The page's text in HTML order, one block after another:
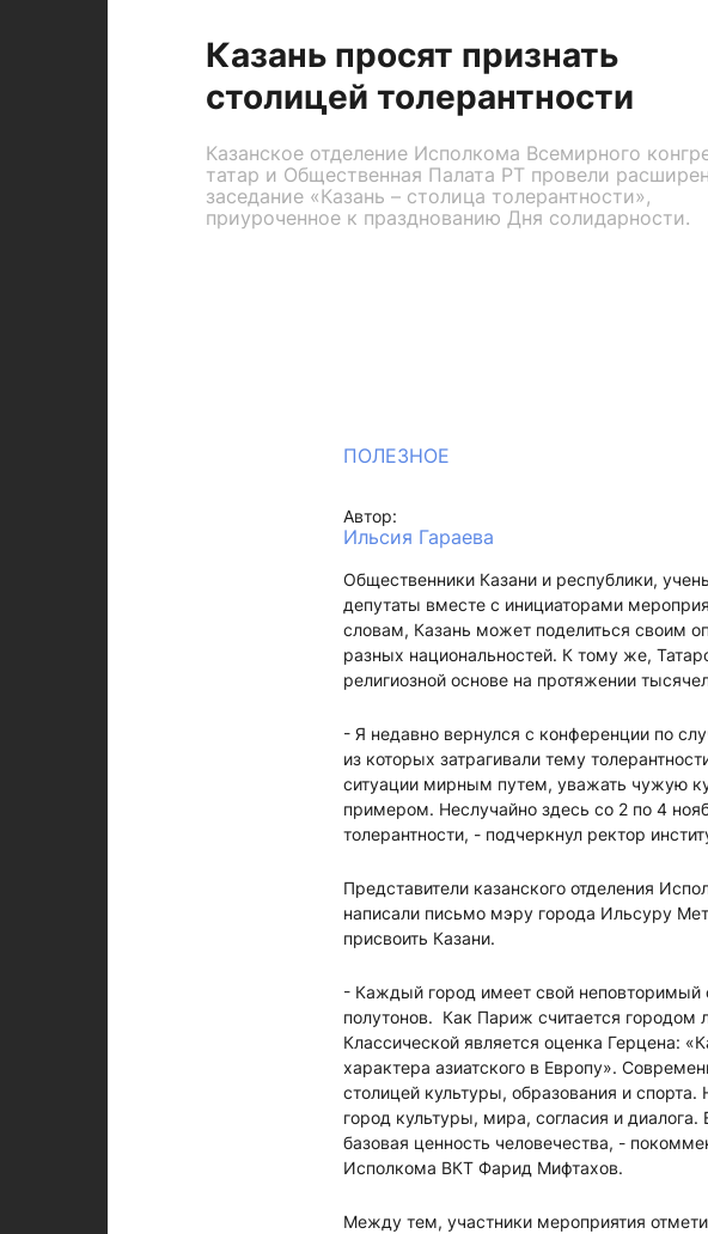
Казань просят признать
столицей толерантности
Казанское отделение Исполкома Всемирного
татар и Общественная Палата РТ провели
заседание «Казань – столица толерантности»,
приуроченное к празднованию Дня солидарности.
ПОЛЕЗНОЕ
Автор:
Ильсия Гараева
Общественники Казани и республики,
депутаты вместе с инициаторами
словам, Казань может поделиться своим
разных национальностей. К тому же,
религиозной основе на протяжении
- Я недавно вернулся с конференции по
из которых затрагивали тему
ситуации мирным путем, уважать чужую
примером. Неслучайно здесь со 2 по 4
толерантности, - подчеркнул ректор
Представители казанского отделения
написали письмо мэру города Ильсуру
присвоить Казани.
- Каждый город имеет свой неповторимый
полутонов. Как Париж считается городом
Классической является оценка Герцена:
характера азиатского в Европу».
столицей культуры, образования и
город культуры, мира, согласия и
базовая ценность человечества, -
Исполкома ВКТ Фарид Мифтахов.
Между тем, участники мероприятия